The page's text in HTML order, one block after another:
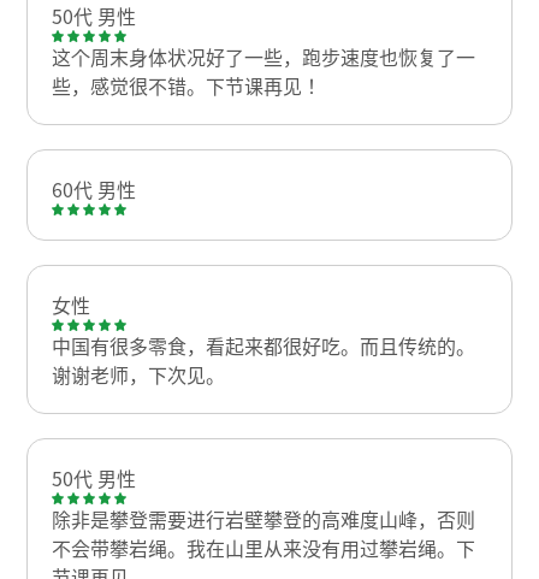
50代 男性
这个周末身体状况好了一些，跑步速度也恢复了一
些，感觉很不错。下节课再见！
60代 男性
女性
中国有很多零食，看起来都很好吃。而且传统的。
谢谢老师，下次见。
50代 男性
除非是攀登需要进行岩壁攀登的高难度山峰，否则
不会带攀岩绳。我在山里从来没有用过攀岩绳。下